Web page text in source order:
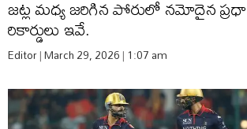
జట్ల మధ్య జరిగిన పోరులో నమోదైన
రికార్డులు ఇవే.
Editor March 29, 2026 1:07 am